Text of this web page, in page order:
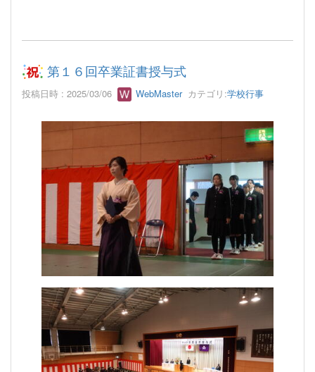
第１６回卒業証書授与式
投稿日時 : 2025/03/06 WebMasterカテゴリ:学校行事